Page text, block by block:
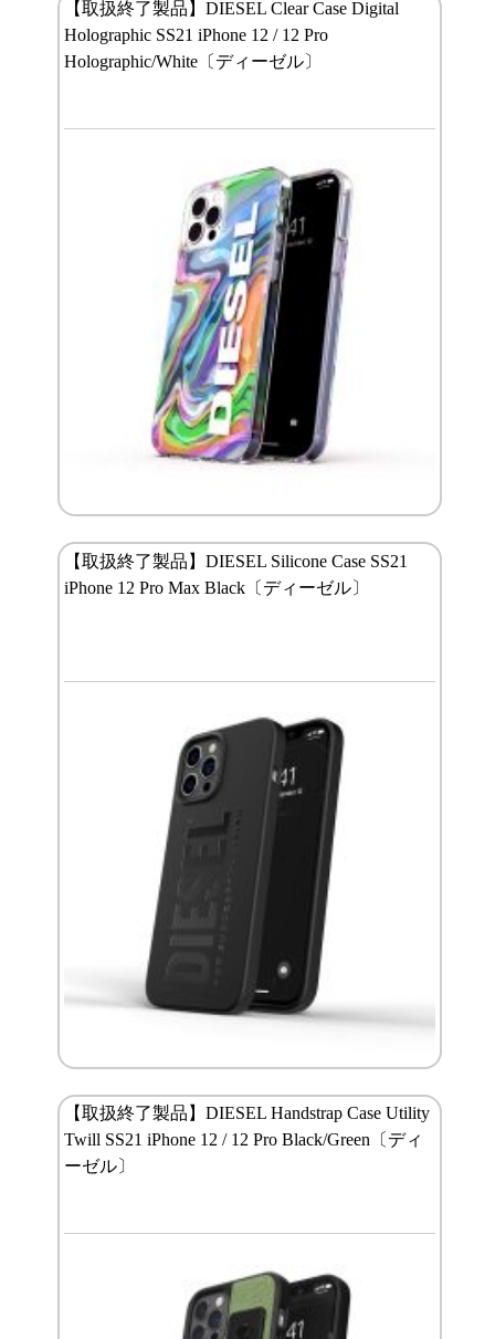
【取扱終了製品】DIESEL Clear Case Digital
Holographic SS21 iPhone 12 / 12 Pro
Holographic/White〔ディーゼル〕
【取扱終了製品】DIESEL Silicone Case SS21
iPhone 12 Pro Max Black〔ディーゼル〕
【取扱終了製品】DIESEL Handstrap Case Utility
Twill SS21 iPhone 12 / 12 Pro Black/Green〔ディ
ーゼル〕